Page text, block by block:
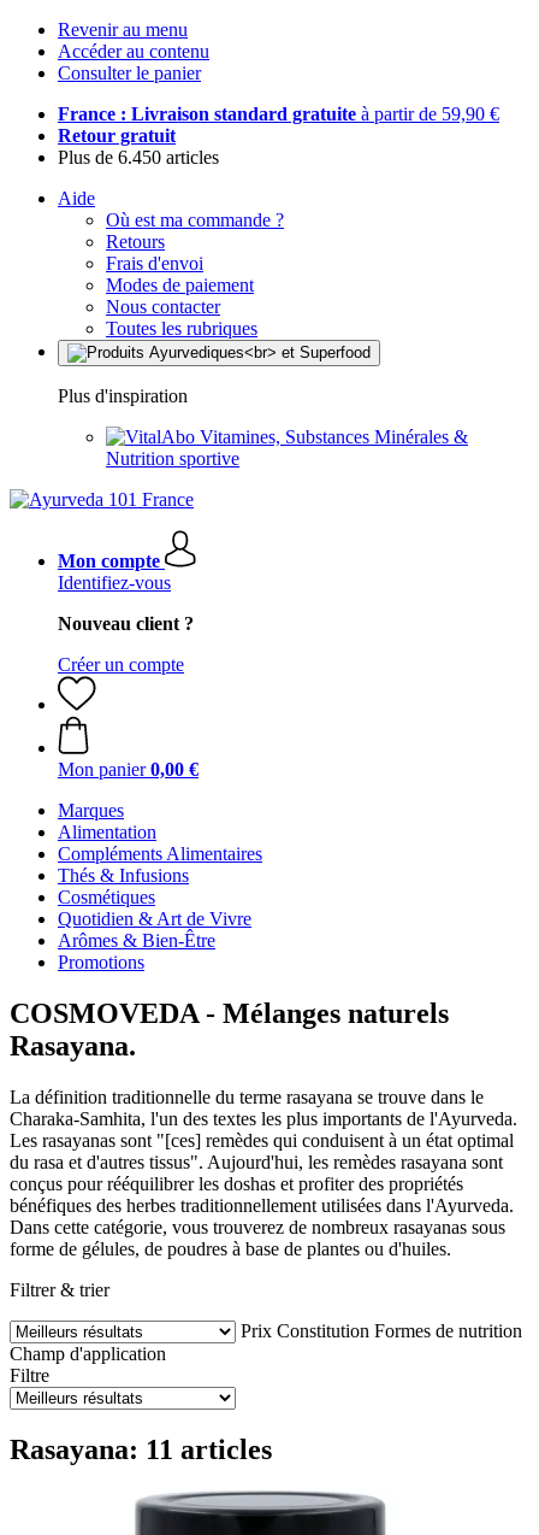
Revenir au menu
Accéder au contenu
Consulter le panier
France : Livraison standard gratuite à partir de 59,90 €
Retour gratuit
Plus de 6.450 articles
Aide
Où est ma commande ?
Retours
Frais d'envoi
Modes de paiement
Nous contacter
Toutes les rubriques
Plus d'inspiration
Vitamines, Substances Minérales &
Nutrition sportive
Mon compte
Identifiez-vous
Nouveau client ?
Créer un compte
Mon panier 0,00 €
Marques
Alimentation
Compléments Alimentaires
Thés & Infusions
Cosmétiques
Quotidien & Art de Vivre
Arômes & Bien-Être
Promotions
COSMOVEDA - Mélanges naturels
Rasayana.
La définition traditionnelle du terme rasayana se trouve dans le
Charaka-Samhita, l'un des textes les plus importants de l'Ayurveda.
Les rasayanas sont "[ces] remèdes qui conduisent à un état optimal
du rasa et d'autres tissus". Aujourd'hui, les remèdes rasayana sont
conçus pour rééquilibrer les doshas et profiter des propriétés
bénéfiques des herbes traditionnellement utilisées dans l'Ayurveda.
Dans cette catégorie, vous trouverez de nombreux rasayanas sous
forme de gélules, de poudres à base de plantes ou d'huiles.
Filtrer & trier
Prix Constitution Formes de nutrition
Champ d'application
Filtre
Rasayana: 11 articles